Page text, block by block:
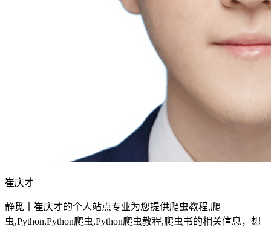
崔庆才
静觅丨崔庆才的个人站点专业为您提供爬虫教程,爬
虫,Python,Python爬虫,Python爬虫教程,爬虫书的相关信息，想